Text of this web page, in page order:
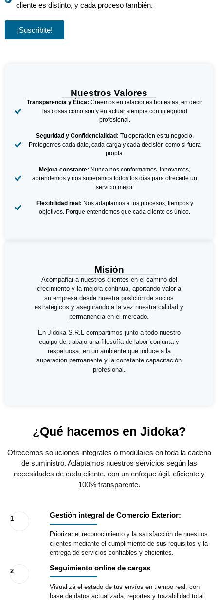
cliente es distinto, y cada proceso también.
¡Suscribite!
Nuestros Valores
Transparencia y Ética: Creemos en relaciones honestas, en decir
las cosas como son y en actuar siempre con integridad
profesional.
Seguridad y Confidencialidad: Tu operación es tu negocio.
Protegemos cada dato, cada carga y cada decisión como si fuera
propia.
Mejora constante: Nunca nos conformamos. Innovamos,
aprendemos y nos superamos todos los días para ofrecerte un
servicio mejor.
Flexibilidad real: Nos adaptamos a tus procesos, tiempos y
objetivos. Porque entendemos que cada cliente es único.
Misión
Acompañar a nuestros clientes en el camino del
crecimiento y la mejora continua, aportando valor a
su empresa desde nuestra posición de socios
estratégicos y asegurando a la vez nuestra calidad y
permanencia en el mercado.
En Jidoka S.R.L compartimos junto a todo nuestro
equipo de trabajo una filosofía de labor conjunta y
respetuosa, en un ambiente que induce a la
superación permanente y la constante capacitación
profesional.
¿Qué hacemos en Jidoka?
Ofrecemos soluciones integrales o modulares en toda la cadena
de suministro. Adaptamos nuestros servicios según las
necesidades de cada cliente, con un enfoque ágil, eficiente y
100% transparente.
1 Gestión integral de Comercio Exterior:
Priorizar el reconocimiento y la satisfacción de nuestros
clientes mediante el cumplimiento de sus requisitos y la
entrega de servicios confiables y eficientes.
2 Seguimiento online de cargas
Visualizá el estado de tus envíos en tiempo real, con
base de datos actualizada, reportes y trazabilidad total.